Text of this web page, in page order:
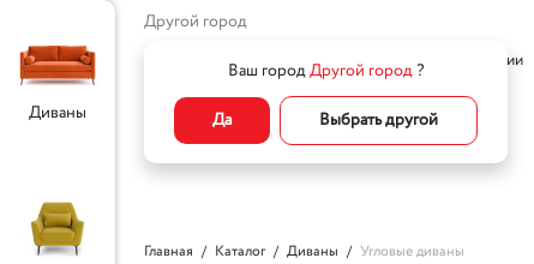
Диваны
Другой город
Ваш городДругой город?
Да Выбрать другой
Home Все товары О компании
Главная Каталог Диваны Угловые диваны